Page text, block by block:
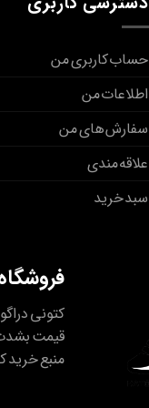
حساب کاربری من
اطلاعات من
سفارش های من
علاقه مندی
سبد خرید
قیمت بشدت
منبع خرید